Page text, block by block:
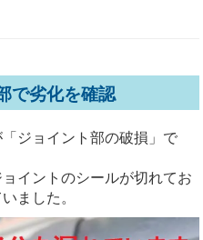
で劣化を確認
ジョイント部の破損」で
イントのシールが切れてお
ました。